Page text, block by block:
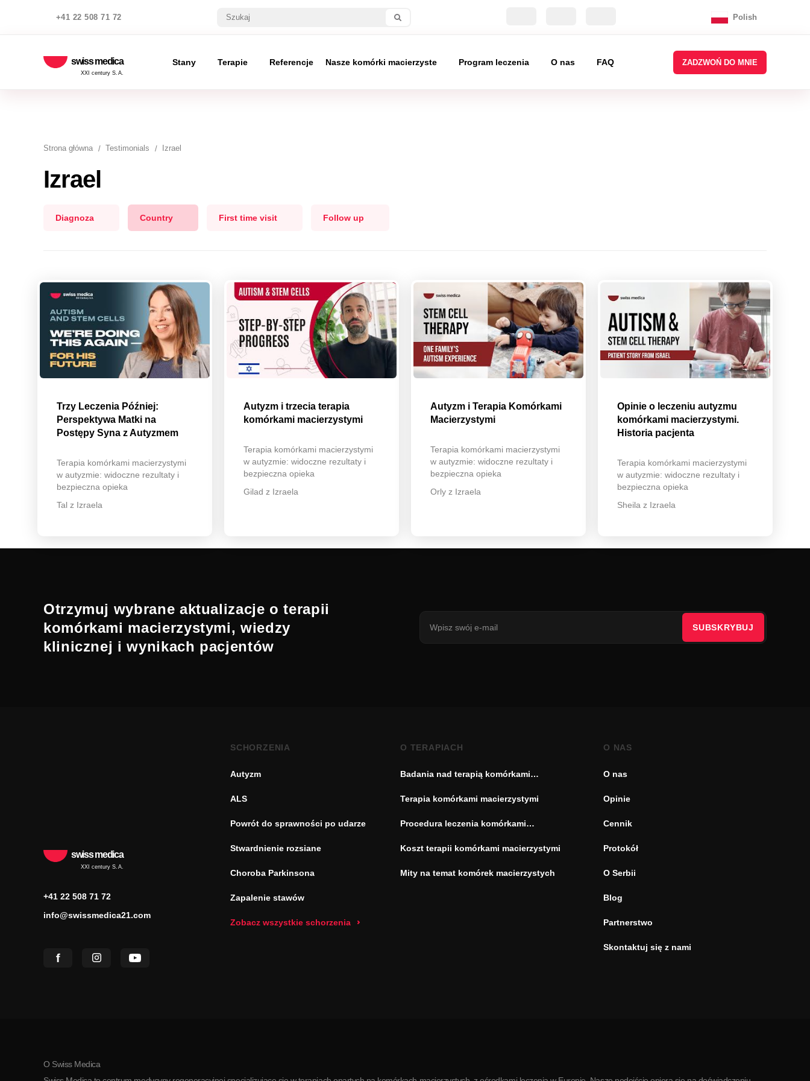
+41 22 508 71 72 Polish
swiss medica
XXI century S.A.
Stany Terapie Referencje Nasze komórki macierzyste Program leczenia O nas FAQ ZADZWOŃ DO MNIE
Strona główna Testimonials Izrael
Izrael
Diagnoza Country First time visit Follow up
Trzy Leczenia Później:
Perspektywa Matki na
Postępy Syna z Autyzmem
Terapia komórkami macierzystymi
w autyzmie: widoczne rezultaty i
bezpieczna opieka
Tal z Izraela
Autyzm i trzecia terapia
komórkami macierzystymi
Terapia komórkami macierzystymi
w autyzmie: widoczne rezultaty i
bezpieczna opieka
Gilad z Izraela
Autyzm i Terapia Komórkami
Macierzystymi
Terapia komórkami macierzystymi
w autyzmie: widoczne rezultaty i
bezpieczna opieka
Orly z Izraela
Opinie o leczeniu autyzmu
komórkami macierzystymi.
Historia pacjenta
Terapia komórkami macierzystymi
w autyzmie: widoczne rezultaty i
bezpieczna opieka
Sheila z Izraela
Otrzymuj wybrane aktualizacje o terapii
komórkami macierzystymi, wiedzy
klinicznej i wynikach pacjentów
SUBSKRYBUJ
swiss medica
XXI century S.A.
+41 22 508 71 72
info@swissmedica21.com
SCHORZENIA
Autyzm
ALS
Powrót do sprawności po udarze
Stwardnienie rozsiane
Choroba Parkinsona
Zapalenie stawów
Zobacz wszystkie schorzenia
O TERAPIACH
Badania nad terapią komórkami
Terapia komórkami macierzystymi
Procedura leczenia komórkami
Koszt terapii komórkami macierzystymi
Mity na temat komórek macierzystych
O NAS
O nas
Opinie
Cennik
Protokół
O Serbii
Blog
Partnerstwo
Skontaktuj się z nami
O Swiss Medica